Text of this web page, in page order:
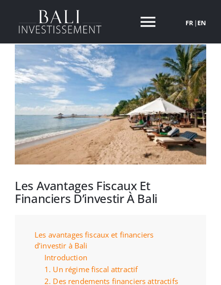
contenu
Toggle
NOS VILLAS
POURQUOI INVESTIR A BALI
A PROPOS
INVESTIR A BALI
ACTUALITES
FR |EN
Les Avantages Fiscaux Et
Financiers D’investir À Bali
Les avantages fiscaux et financiers
d’investir à Bali
Introduction
1. Un régime fiscal attractif
2. Des rendements financiers attractifs